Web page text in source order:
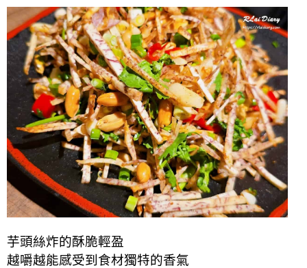
芋頭絲炸的酥脆輕盈
越嚼越能感受到食材獨特的香氣